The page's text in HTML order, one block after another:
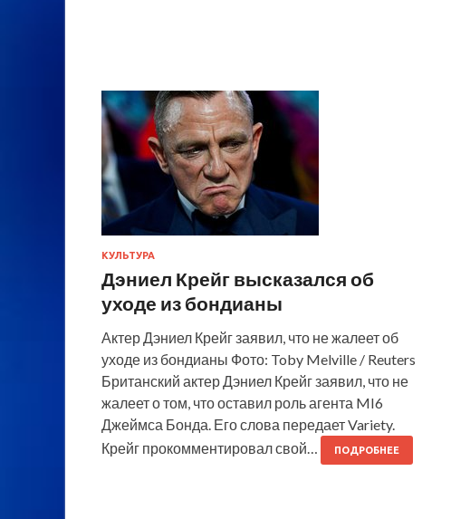
КУЛЬТУРА
Дэниел Крейг высказался об
уходе из бондианы
Актер Дэниел Крейг заявил, что не жалеет об
уходе из бондианы Фото: Toby Melville / Reuters
Британский актер Дэниел Крейг заявил, что не
жалеет о том, что оставил роль агента MI6
Джеймса Бонда. Его слова передает Variety.
Крейг прокомментировал свой…
ПОДРОБНЕЕ